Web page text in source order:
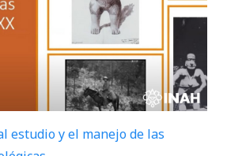
estudio y el manejo de las